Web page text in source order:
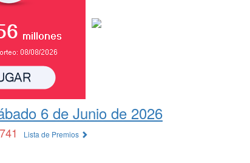
6 de Junio de 2026
Lista de Premios